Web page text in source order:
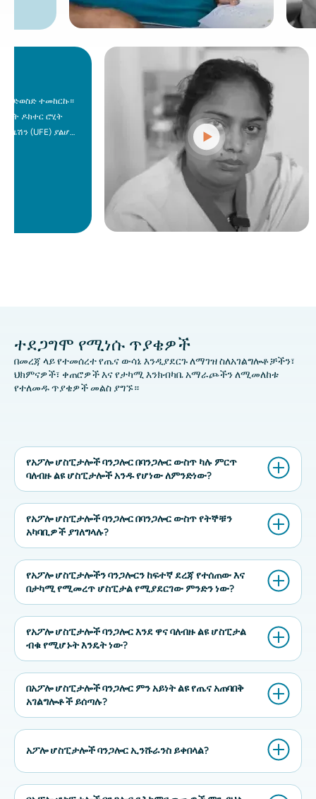
ተመከርኩ።
ሮሂት
ያልሆነ
ተደጋግሞ የሚነሱ ጥያቄዎች
በመረጃ ላይ የተመሰረተ የጤና ውሳኔ እንዲያደርጉ ለማገዝ ስለአገልግሎቶቻችን፣
ህክምናዎች፣ ቀጠሮዎች እና የታካሚ እንክብካቤ አማራጮችን ለሚመለከቱ
የተለመዱ ጥያቄዎች መልስ ያግኙ።
የአፖሎ ሆስፒታሎች ባንጋሎር በባንጋሎር ውስጥ ካሉ ምርጥ
ባለብዙ ልዩ ሆስፒታሎች አንዱ የሆነው ለምንድነው?
የአፖሎ ሆስፒታሎች ባንጋሎር በባንጋሎር ውስጥ የትኞቹን
አካባቢዎች ያገለግላሉ?
የአፖሎ ሆስፒታሎችን ባንጋሎርን ከፍተኛ ደረጃ የተሰጠው እና
በታካሚ የሚመረጥ ሆስፒታል የሚያደርገው ምንድን ነው?
የአፖሎ ሆስፒታሎች ባንጋሎር እንደ ዋና ባለብዙ ልዩ ሆስፒታል
ብቁ የሚሆኑት እንዴት ነው?
በአፖሎ ሆስፒታሎች ባንጋሎር ምን አይነት ልዩ የጤና አጠባበቅ
አገልግሎቶች ይሰጣሉ?
አፖሎ ሆስፒታሎች ባንጋሎር ኢንሹራንስ ይቀበላል?